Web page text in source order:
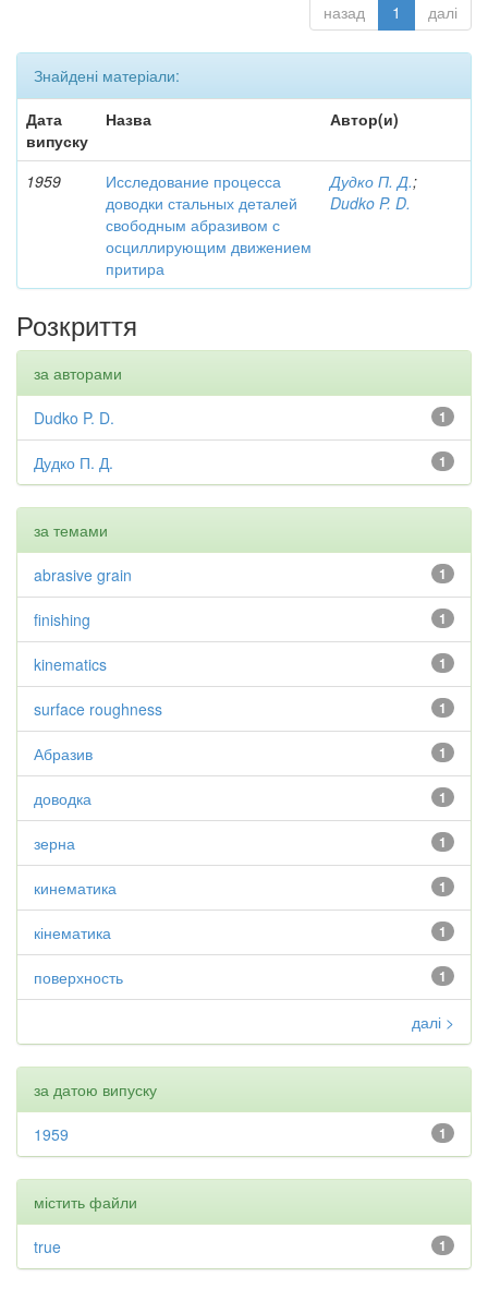
назад 1 далі
Знайдені матеріали:
Дата
випуску
Назва Автор(и)
1959
Исследование процесса
доводки стальных деталей
свободным абразивом с
осциллирующим движением
притира
Дудко П. Д.;
Dudko P. D.
Розкриття
за авторами
1
Dudko P. D.
1
Дудко П. Д.
за темами
1
abrasive grain
1
finishing
1
kinematics
1
surface roughness
1
Абразив
1
доводка
1
зерна
1
кинематика
1
кінематика
1
поверхность
далі >
за датою випуску
1
1959
містить файли
1
true